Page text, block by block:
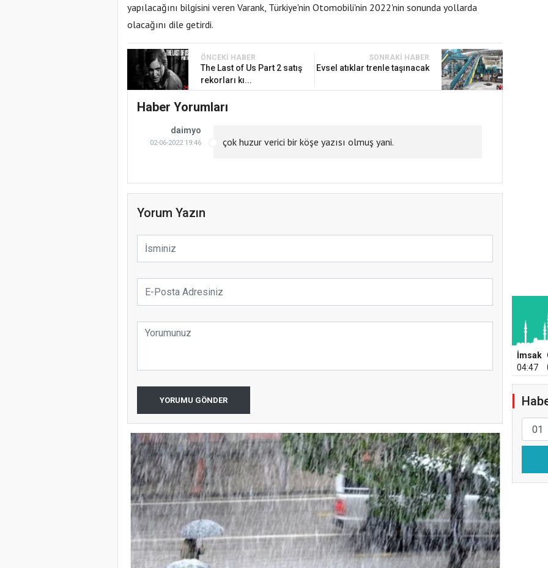
yapılacağını bilgisini veren Varank, Türkiye'nin Otomobili'nin 2022'nin sonunda yollarda
olacağını dile getirdi.
ÖNCEKI HABER
The Last of Us Part 2 satış
rekorları kı...
SONRAKI HABER
Evsel atıklar trenle taşınacak
Haber Yorumları
daimyo
02-06-2022 19:46 çok huzur verici bir köşe yazısı olmuş yani.
Yorum Yazın
YORUMU GÖNDER
İmsak
04:47